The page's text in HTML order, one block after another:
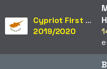
Cypriot First Division
2019/2020